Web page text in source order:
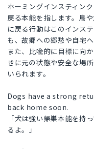
ホーミングインスティン
戻る本能を指します。鳥
に戻る行動はこのインス
も、故郷への郷愁や自宅
また、比喩的に目標に向
きに元の状態や安全な場
いられます。
Dogs have a strong
back home soon.
「犬は強い帰巣本能を持
るよ。」